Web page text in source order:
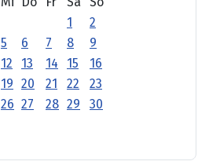
1
2
5 6 7 8
9
12 13 14 15
16
19 20 21 22
23
26 27 28 29
30